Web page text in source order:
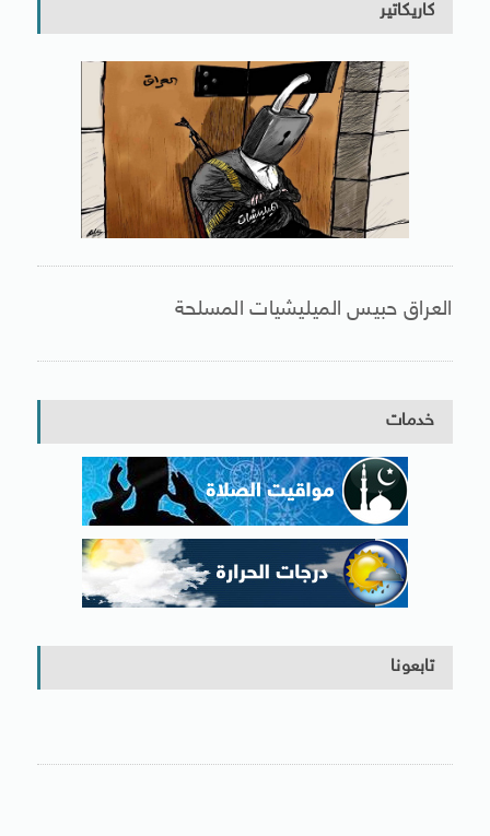
كاريكاتير
العراق حبيس الميليشيات المسلحة
خدمات
تابعونا